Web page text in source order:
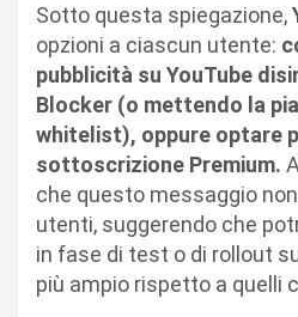
Sotto questa spiegazione,
opzioni a ciascun utente:
pubblicità su YouTube
Blocker (o mettendo la
whitelist), oppure optare
sottoscrizione Premium.
che questo messaggio
utenti, suggerendo che
in fase di test o di rollout
più ampio rispetto a quelli